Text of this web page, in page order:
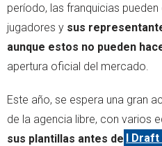
período, las franquicias
jugadores y sus
aunque estos no pueden
apertura oficial del mercado.
Este año, se espera una gran
de la agencia libre, con varios
sus plantillas antes de
l